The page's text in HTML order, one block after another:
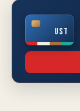
UST